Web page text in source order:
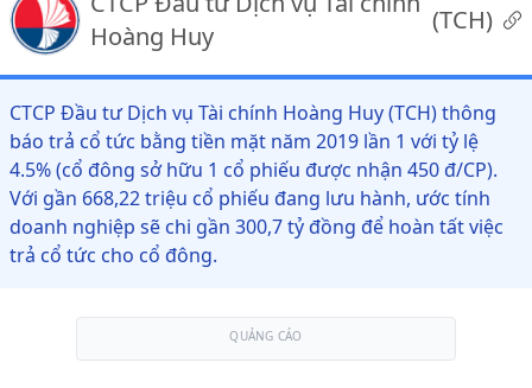
Hoàng Huy
(TCH)
CTCP Đầu tư Dịch vụ Tài chính Hoàng Huy (TCH) thông
báo trả cổ tức bằng tiền mặt năm 2019 lần 1 với tỷ lệ
4.5% (cổ đông sở hữu 1 cổ phiếu được nhận 450 đ/CP).
Với gần 668,22 triệu cổ phiếu đang lưu hành, ước tính
doanh nghiệp sẽ chi gần 300,7 tỷ đồng để hoàn tất việc
trả cổ tức cho cổ đông.
QUẢNG CÁO